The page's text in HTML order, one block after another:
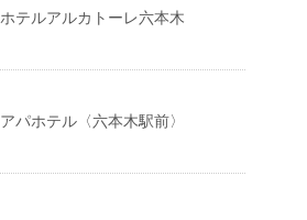
ホテルアルカトーレ六本木
アパホテル〈六本木駅前〉